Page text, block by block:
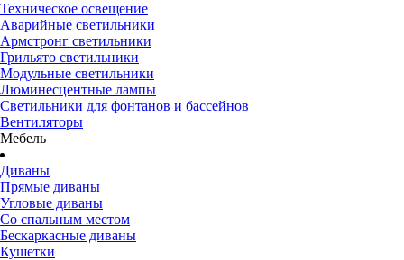
Техническое освещение
Аварийные светильники
Армстронг светильники
Грильято светильники
Модульные светильники
Люминесцентные лампы
Светильники для фонтанов и бассейнов
Вентиляторы
Мебель
Диваны
Прямые диваны
Угловые диваны
Со спальным местом
Бескаркасные диваны
Кушетки